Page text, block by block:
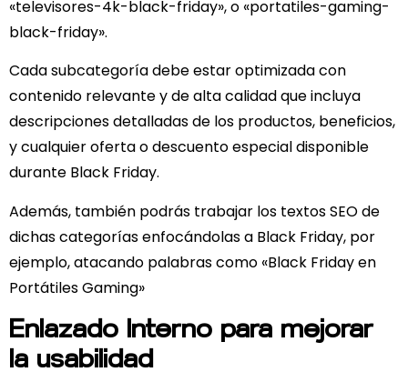
«televisores-4k-black-friday», o «portatiles-gaming-
black-friday».
Cada subcategoría debe estar optimizada con
contenido relevante y de alta calidad que incluya
descripciones detalladas de los productos, beneficios,
y cualquier oferta o descuento especial disponible
durante Black Friday.
Además, también podrás trabajar los textos SEO de
dichas categorías enfocándolas a Black Friday, por
ejemplo, atacando palabras como «Black Friday en
Portátiles Gaming»
Enlazado Interno para mejorar
la usabilidad